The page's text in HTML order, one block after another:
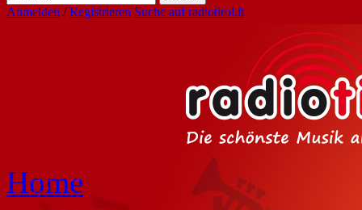
Anmelden /Registrieren Suche auf radiotirol.it
Home